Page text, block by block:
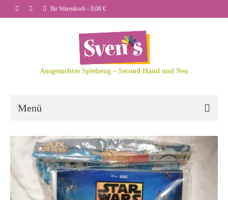
Ihr Warenkorb - 0,00 €
Ausgesuchtes Spielzeug – Second Hand und Neu
Menü